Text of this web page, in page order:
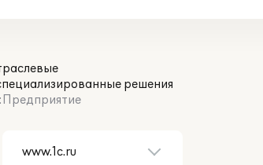
решения